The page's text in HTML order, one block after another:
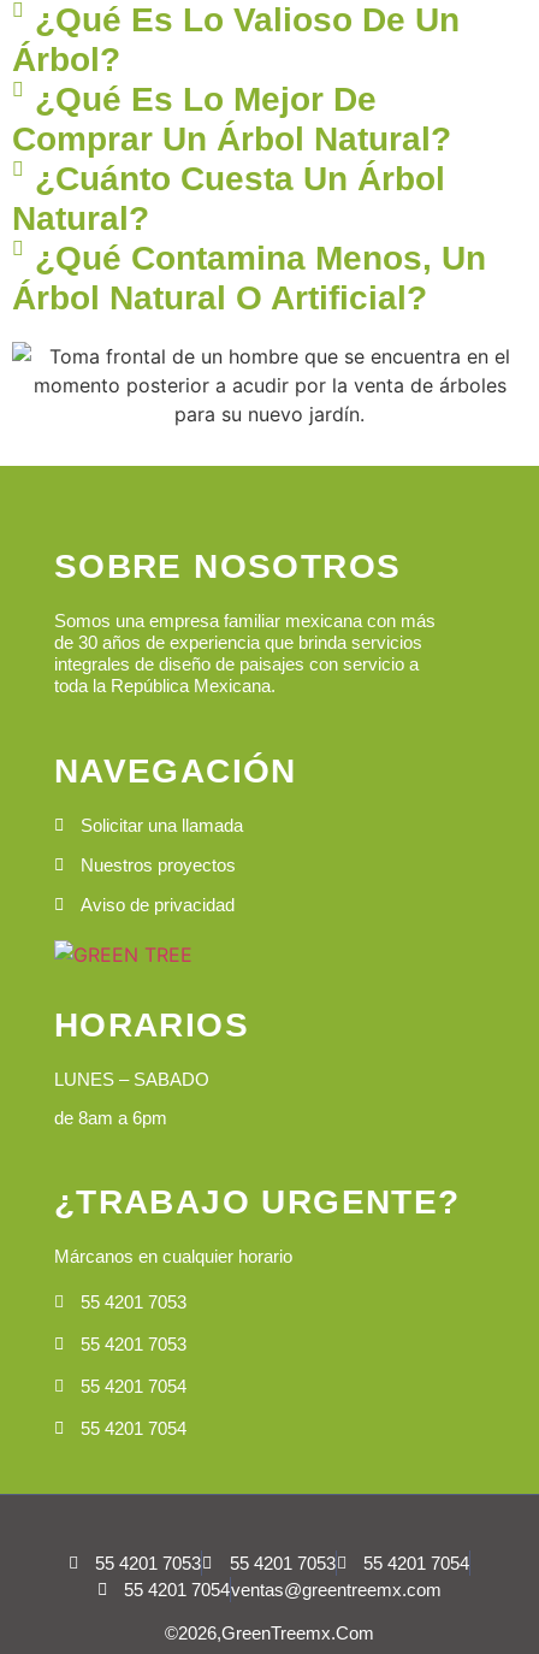
¿Qué Es Lo Valioso De Un
Árbol?
¿Qué Es Lo Mejor De
Comprar Un Árbol Natural?
¿Cuánto Cuesta Un Árbol
Natural?
¿Qué Contamina Menos, Un
Árbol Natural O Artificial?
SOBRE NOSOTROS
Somos una empresa familiar mexicana con más
de 30 años de experiencia que brinda servicios
integrales de diseño de paisajes con servicio a
toda la República Mexicana.
NAVEGACIÓN
Solicitar una llamada
Nuestros proyectos
Aviso de privacidad
HORARIOS
LUNES – SABADO
de 8am a 6pm
¿TRABAJO URGENTE?
Márcanos en cualquier horario
55 4201 7053
55 4201 7053
55 4201 7054
55 4201 7054
55 4201 7053 55 4201 7053
55 4201 7054
55 4201 7054ventas@greentreemx.com
©2026,GreenTreemx.com